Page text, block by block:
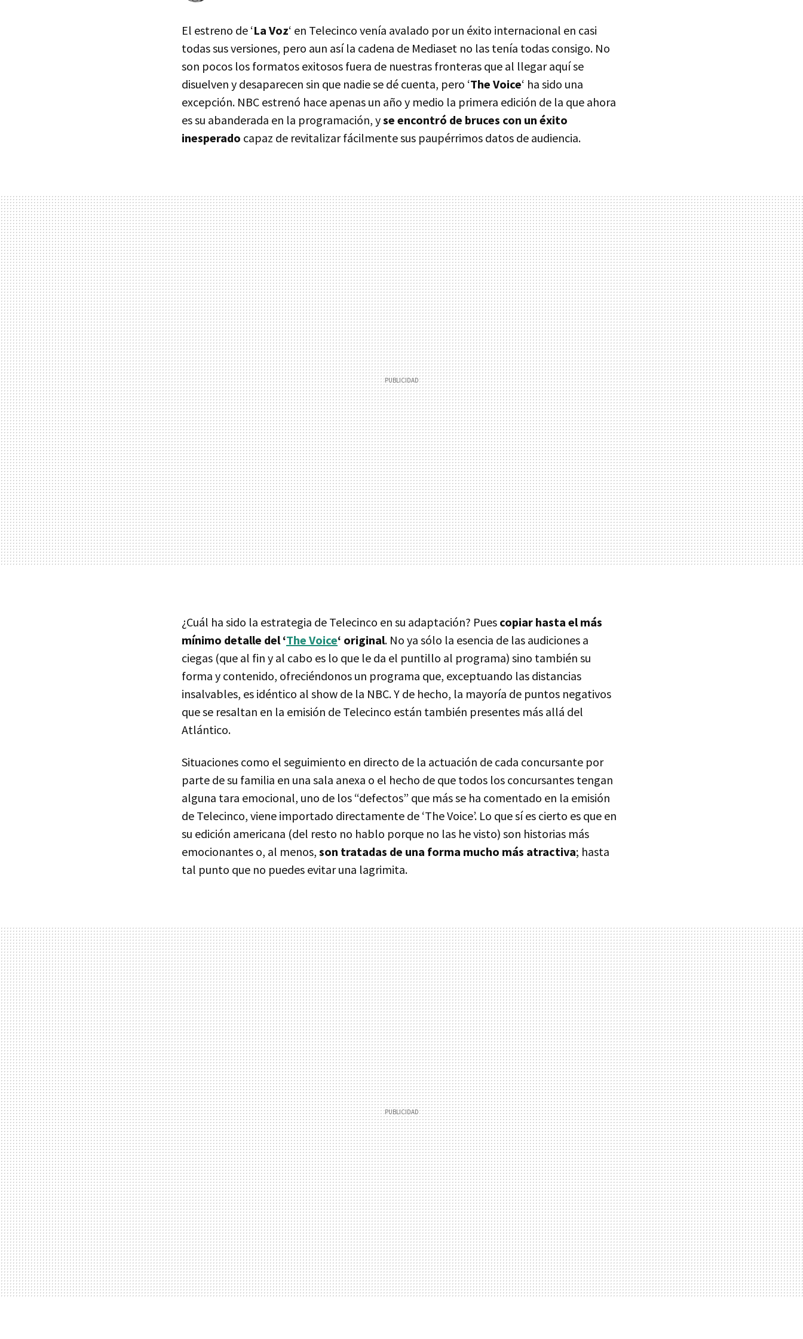
El estreno de ‘La Voz‘ en Telecinco venía avalado por un éxito internacional en casi
todas sus versiones, pero aun así la cadena de Mediaset no las tenía todas consigo. No
son pocos los formatos exitosos fuera de nuestras fronteras que al llegar aquí se
disuelven y desaparecen sin que nadie se dé cuenta, pero ‘The Voice‘ ha sido una
excepción. NBC estrenó hace apenas un año y medio la primera edición de la que ahora
es su abanderada en la programación, yse encontró de bruces con un éxito
inesperado capaz de revitalizar fácilmente sus paupérrimos datos de audiencia.
¿Cuál ha sido la estrategia de Telecinco en su adaptación? Pues copiar hasta el más
mínimo detalle del ‘The Voice‘ original. No ya sólo la esencia de las audiciones a
ciegas (que al fin y al cabo es lo que le da el puntillo al programa) sino también su
forma y contenido, ofreciéndonos un programa que, exceptuando las distancias
insalvables, es idéntico al show de la NBC. Y de hecho, la mayoría de puntos negativos
que se resaltan en la emisión de Telecinco están también presentes más allá del
Atlántico.
Situaciones como el seguimiento en directo de la actuación de cada concursante por
parte de su familia en una sala anexa o el hecho de que todos los concursantes tengan
alguna tara emocional, uno de los “defectos” que más se ha comentado en la emisión
de Telecinco, viene importado directamente de ‘The Voice’. Lo que sí es cierto es que en
su edición americana (del resto no hablo porque no las he visto) son historias más
emocionantes o, al menos, son tratadas de una forma mucho más atractiva; hasta
tal punto que no puedes evitar una lagrimita.